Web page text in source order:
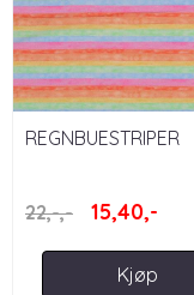
REGNBUESTRIPER
22,-,- 15,40,-
Kjøp